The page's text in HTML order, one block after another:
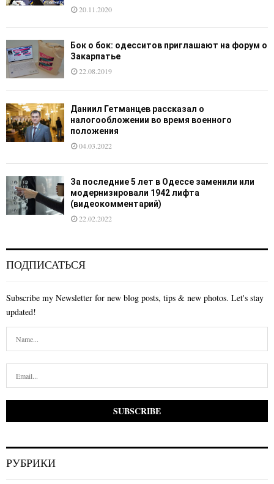
20.11.2020
Бок о бок: одесситов приглашают на форум о
Закарпатье
22.08.2019
Даниил Гетманцев рассказал о
налогообложении во время военного
положения
04.03.2022
За последние 5 лет в Одессе заменили или
модернизировали 1942 лифта
(видеокомментарий)
22.02.2022
ПОДПИСАТЬСЯ
Subscribe my Newsletter for new blog posts, tips & new photos. Let's stay
updated!
РУБРИКИ